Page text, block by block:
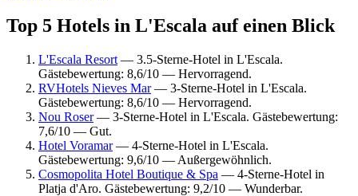
Top 5 Hotels in L'Escala auf einen Blick
L'Escala Resort — 3.5-Sterne-Hotel in L'Escala.
Gästebewertung: 8,6/10 — Hervorragend.
RVHotels Nieves Mar— 3-Sterne-Hotel in L'Escala.
Gästebewertung: 8,6/10 — Hervorragend.
Nou Roser— 3-Sterne-Hotel in L'Escala. Gästebewertung:
7,6/10 — Gut.
Hotel Voramar— 4-Sterne-Hotel in L'Escala.
Gästebewertung: 9,6/10 — Außergewöhnlich.
Cosmopolita Hotel Boutique & Spa — 4-Sterne-Hotel in
Platja d'Aro. Gästebewertung: 9,2/10 — Wunderbar.